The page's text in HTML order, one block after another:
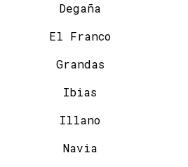
Degaña
El Franco
Grandas
Ibias
Illano
Navia